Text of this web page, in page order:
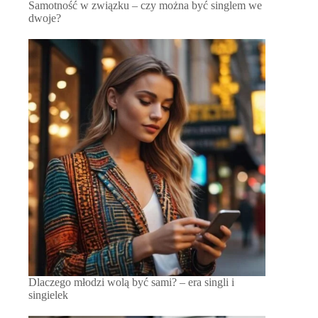
Samotność w związku – czy można być singlem we
dwoje?
Dlaczego młodzi wolą być sami? – era singli i
singielek